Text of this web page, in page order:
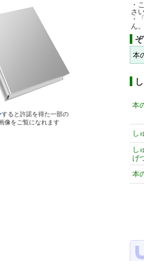
すると許諾を得た一部の
像をご覧になれます
・
さ
・
ん
本
本
し
し
げ
本